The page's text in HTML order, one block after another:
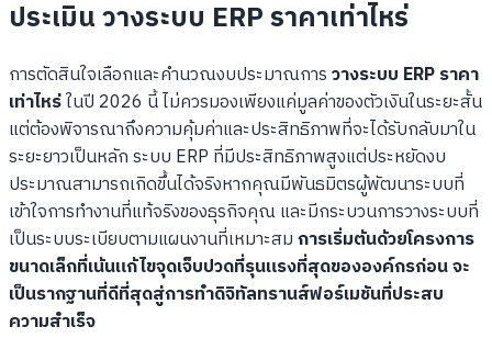
ประเมิน วางระบบ ERP ราคาเท่าไหร่
การตัดสินใจเลือกและคำนวณงบประมาณการวางระบบ ERP ราคา
เท่าไหร่ในปี 2026 นี้ ไม่ควรมองเพียงแค่มูลค่าของตัวเงินในระยะสั้น
แต่ต้องพิจารณาถึงความคุ้มค่าและประสิทธิภาพที่จะได้รับกลับมาใน
ระยะยาวเป็นหลัก ระบบ ERP ที่มีประสิทธิภาพสูงแต่ประหยัดงบ
ประมาณสามารถเกิดขึ้นได้จริงหากคุณมีพันธมิตรผู้พัฒนาระบบที่
เข้าใจการทำงานที่แท้จริงของธุรกิจคุณ และมีกระบวนการวางระบบที่
เป็นระบบระเบียบตามแผนงานที่เหมาะสมการเริ่มต้นด้วยโครงการ
ขนาดเล็กที่เน้นแก้ไขจุดเจ็บปวดที่รุนแรงที่สุดขององค์กรก่อน จะ
เป็นรากฐานที่ดีที่สุดสู่การทำดิจิทัลทรานส์ฟอร์เมชันที่ประสบ
ความสำเร็จ